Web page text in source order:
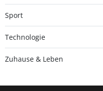
Sport
Technologie
Zuhause & Leben